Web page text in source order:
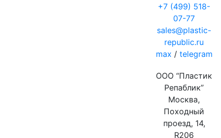
+7 (499) 518-
07-77
sales@plastic-
republic.ru
max / telegram
ООО “Пластик
Репаблик”
Москва,
Походный
проезд, 14,
R206